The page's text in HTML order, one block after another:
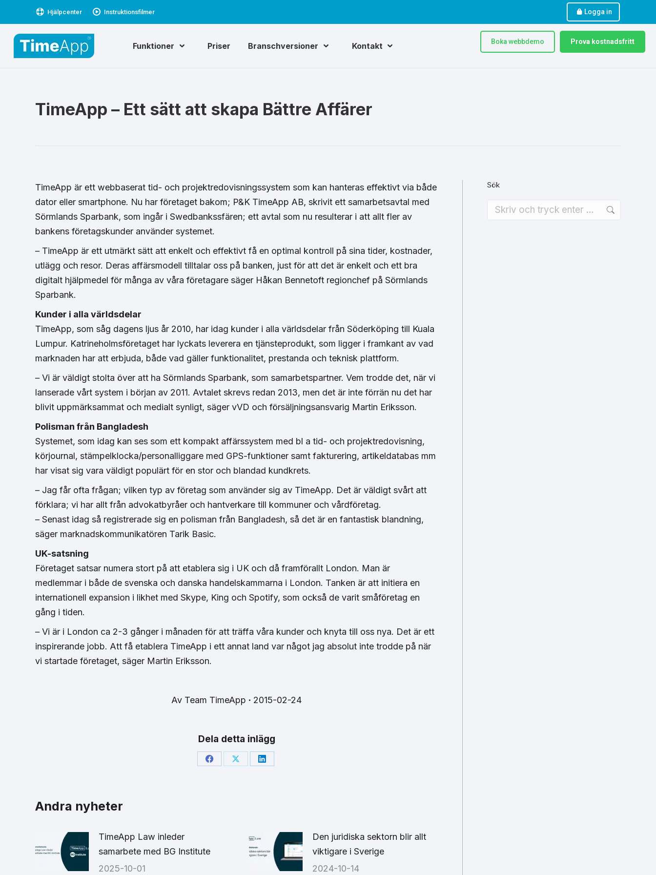
Hjälpcenter Instruktionsfilmer Logga in
Funktioner Priser Branschversioner Kontakt Boka webbdemo Prova kostnadsfritt
TimeApp – Ett sätt att skapa Bättre Affärer
TimeApp är ett webbaserat tid- och projektredovisningssystem som kan hanteras effektivt via både
dator eller smartphone. Nu har företaget bakom; P&K TimeApp AB, skrivit ett samarbetsavtal med
Sörmlands Sparbank, som ingår i Swedbankssfären; ett avtal som nu resulterar i att allt fler av
bankens företagskunder använder systemet.
– TimeApp är ett utmärkt sätt att enkelt och effektivt få en optimal kontroll på sina tider, kostnader,
utlägg och resor. Deras affärsmodell tilltalar oss på banken, just för att det är enkelt och ett bra
digitalt hjälpmedel för många av våra företagare säger Håkan Bennetoft regionchef på Sörmlands
Sparbank.
Kunder i alla världsdelar
TimeApp, som såg dagens ljus år 2010, har idag kunder i alla världsdelar från Söderköping till Kuala
Lumpur. Katrineholmsföretaget har lyckats leverera en tjänsteprodukt, som ligger i framkant av vad
marknaden har att erbjuda, både vad gäller funktionalitet, prestanda och teknisk plattform.
– Vi är väldigt stolta över att ha Sörmlands Sparbank, som samarbetspartner. Vem trodde det, när vi
lanserade vårt system i början av 2011. Avtalet skrevs redan 2013, men det är inte förrän nu det har
blivit uppmärksammat och medialt synligt, säger vVD och försäljningsansvarig Martin Eriksson.
Polisman från Bangladesh
Systemet, som idag kan ses som ett kompakt affärssystem med bl a tid- och projektredovisning,
körjournal, stämpelklocka/personalliggare med GPS-funktioner samt fakturering, artikeldatabas mm
har visat sig vara väldigt populärt för en stor och blandad kundkrets.
– Jag får ofta frågan; vilken typ av företag som använder sig av TimeApp. Det är väldigt svårt att
förklara; vi har allt från advokatbyråer och hantverkare till kommuner och vårdföretag.
– Senast idag så registrerade sig en polisman från Bangladesh, så det är en fantastisk blandning,
säger marknadskommunikatören Tarik Basic.
UK-satsning
Företaget satsar numera stort på att etablera sig i UK och då framförallt London. Man är
medlemmar i både de svenska och danska handelskammarna i London. Tanken är att initiera en
internationell expansion i likhet med Skype, King och Spotify, som också de varit småföretag en
gång i tiden.
– Vi är i London ca 2-3 gånger i månaden för att träffa våra kunder och knyta till oss nya. Det är ett
inspirerande jobb. Att få etablera TimeApp i ett annat land var något jag absolut inte trodde på när
vi startade företaget, säger Martin Eriksson.
Av Team TimeApp 2015-02-24
Dela detta inlägg
Share Share Share
Andra nyheter
TimeApp Law inleder
samarbete med BG Institute
2025-10-01
Den juridiska sektorn blir allt
viktigare i Sverige
2024-10-14
Sök